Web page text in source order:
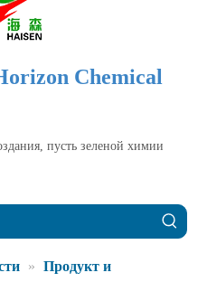
Chemical
пусть зеленой химии
» Продукт и